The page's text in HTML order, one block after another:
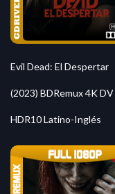
Evil Dead: El Despertar
(2023) BDRemux 4K DV
HDR10 Latino-Inglés